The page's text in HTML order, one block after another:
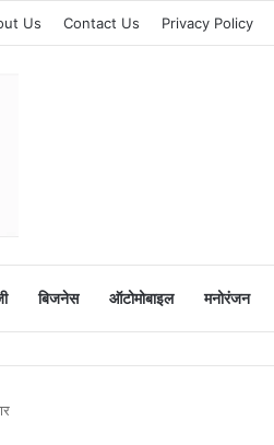
Us Contact Us Privacy Policy
बिजनेस ऑटोमोबाइल मनोरंजन